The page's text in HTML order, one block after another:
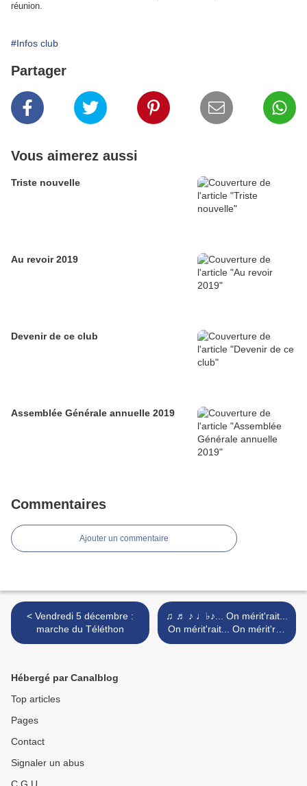
réunion.
#Infos club
Partager
Vous aimerez aussi
Triste nouvelle
Au revoir 2019
Devenir de ce club
Assemblée Générale annuelle 2019
Commentaires
Ajouter un commentaire
< Vendredi 5 décembre :
marche du Téléthon
♫ ♬ ♪ ♩♭♪... On mérit'rait...
On mérit'rait... On mérit'rait
d'êtr' dans l'journal...
Hébergé par Canalblog
Top articles
Pages
Contact
Signaler un abus